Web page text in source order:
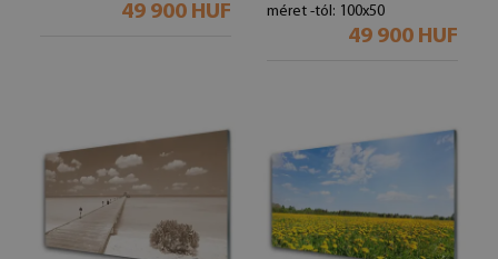
49 900 HUF méret -tól: 100x50
49 900 HUF